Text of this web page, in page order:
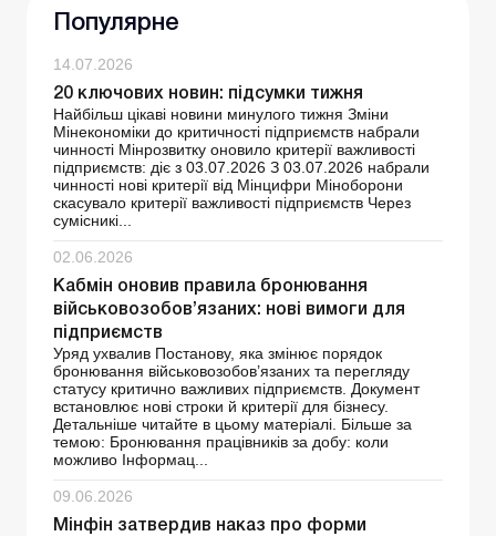
Популярне
14.07.2026
20 ключових новин: підсумки тижня
Найбільш цікаві новини минулого тижня Зміни
Мінекономіки до критичності підприємств набрали
чинності Мінрозвитку оновило критерії важливості
підприємств: діє з 03.07.2026 З 03.07.2026 набрали
чинності нові критерії від Мінцифри Міноборони
скасувало критерії важливості підприємств Через
сумісникі...
02.06.2026
Кабмін оновив правила бронювання
військовозобов’язаних: нові вимоги для
підприємств
Уряд ухвалив Постанову, яка змінює порядок
бронювання військовозобов’язаних та перегляду
статусу критично важливих підприємств. Документ
встановлює нові строки й критерії для бізнесу.
Детальніше читайте в цьому матеріалі. Більше за
темою: Бронювання працівників за добу: коли
можливо Інформац...
09.06.2026
Мінфін затвердив наказ про форми